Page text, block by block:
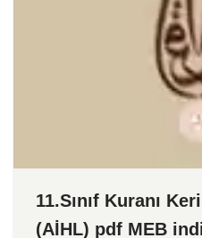
11.Sınıf Kuranı
(AİHL) pdf MEB